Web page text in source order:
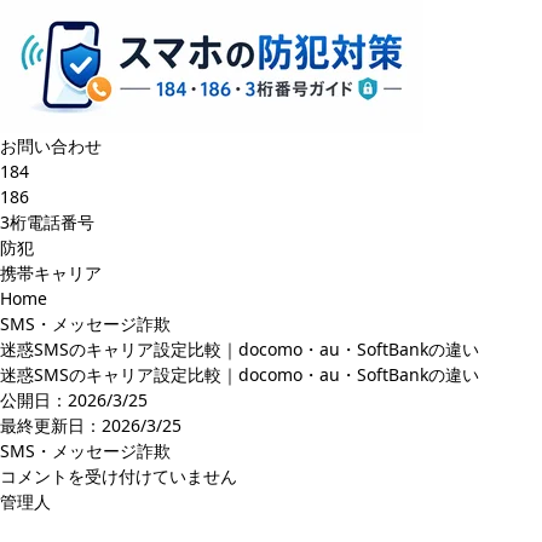
お問い合わせ
184
186
3桁電話番号
防犯
携帯キャリア
Home
SMS・メッセージ詐欺
迷惑SMSのキャリア設定比較｜docomo・au・SoftBankの違い
迷惑SMSのキャリア設定比較｜docomo・au・SoftBankの違い
公開日：2026/3/25
最終更新日： 2026/3/25
SMS・メッセージ詐欺
迷
惑
コメントを受け付けていません
管理人